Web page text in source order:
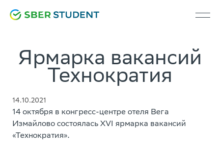
Ярмарка вакансий
Технократия
14.10.2021
14 октября в конгресс-центре отеля Вега
Измайлово состоялась XVI ярмарка вакансий
«Технократия».